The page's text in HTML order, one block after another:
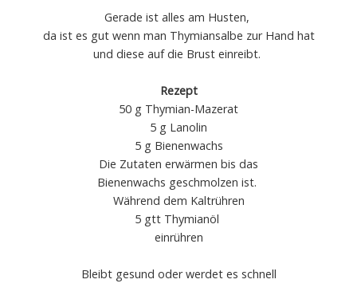
Gerade ist alles am Husten,
da ist es gut wenn man Thymiansalbe zur Hand hat
und diese auf die Brust einreibt.
Rezept
50 g Thymian-Mazerat
5 g Lanolin
5 g Bienenwachs
Die Zutaten erwärmen bis das
Bienenwachs geschmolzen ist.
Während dem Kaltrühren
5 gtt Thymianöl
einrühren
Bleibt gesund oder werdet es schnell